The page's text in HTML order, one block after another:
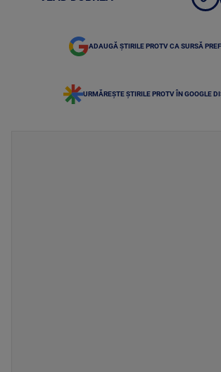
ADAUGĂ ȘTIRILE PROTV CA SURSĂ
URMĂREȘTE ȘTIRILE PROTV ÎN GOOGLE